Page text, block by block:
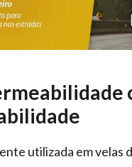
utilizada em velas